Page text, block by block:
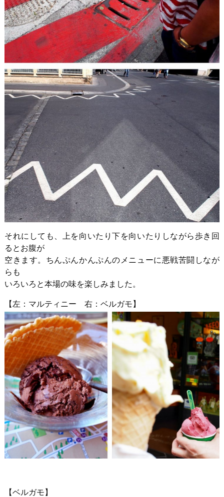
それにしても、上を向いたり下を向いたりしながら歩き回
るとお腹が
空きます。ちんぷんかんぷんのメニューに悪戦苦闘しなが
らも
いろいろと本場の味を楽しみました。
【左：マルティニー 右：ベルガモ】
【ベルガモ】